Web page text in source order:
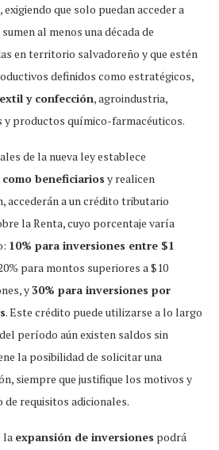
que solo puedan acceder a
al menos una década de
en territorio salvadoreño y que estén
definidos como estratégicos,
y confección, agroindustria,
productos químico-farmacéuticos.
de la nueva ley establece
beneficiarios y realicen
accederán a un crédito tributario
la Renta, cuyo porcentaje varía
10% para inversiones entre $1
para montos superiores a $10
y30% para inversiones por
. Este crédito puede utilizarse a lo largo
período aún existen saldos sin
la posibilidad de solicitar una
siempre que justifique los motivos y
requisitos adicionales.
la expansión de inversiones podrá